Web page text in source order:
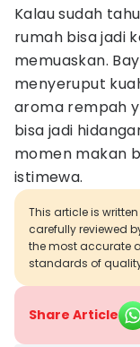
Kalau sudah
rumah bisa jadi
memuaskan.
menyeruput
aroma rempah
bisa jadi
momen makan
istimewa.
This article is
carefully reviewed
the most accurate
standards of
Share Article